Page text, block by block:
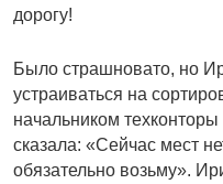
дорогу!
Было страшновато, но
устраиваться на
начальником
сказала: «Сейчас мест
обязательно возьму».